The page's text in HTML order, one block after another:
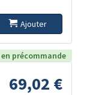
Ajouter
en précommande
69,02 €